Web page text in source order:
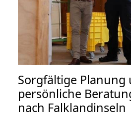
Sorgfältige Planung
persönliche
nach Falklandinseln